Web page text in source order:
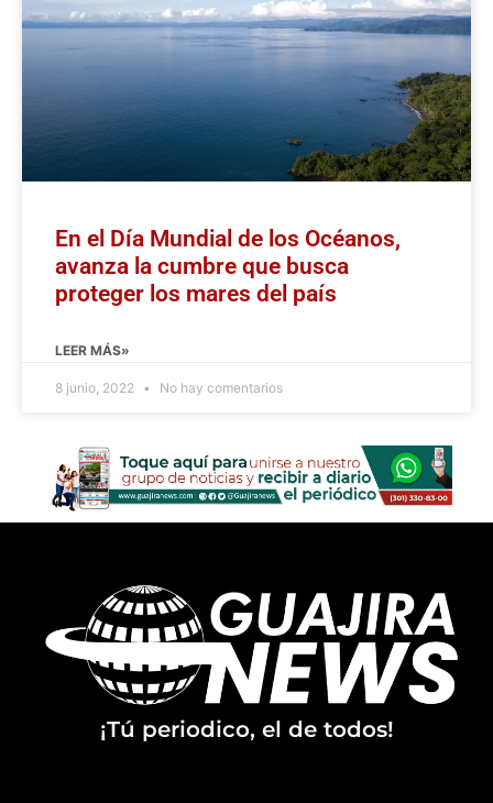
En el Día Mundial de los Océanos,
avanza la cumbre que busca
proteger los mares del país
LEER MÁS»
8 junio, 2022 No hay comentarios
¡Tú periodico, el de todos!